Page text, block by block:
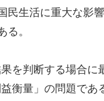
民生活に重大な影
る。
を判断する場合に
衡量」の問題で